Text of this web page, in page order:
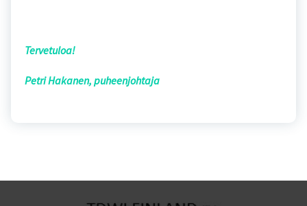
Tervetuloa!
Petri Hakanen, puheenjohtaja